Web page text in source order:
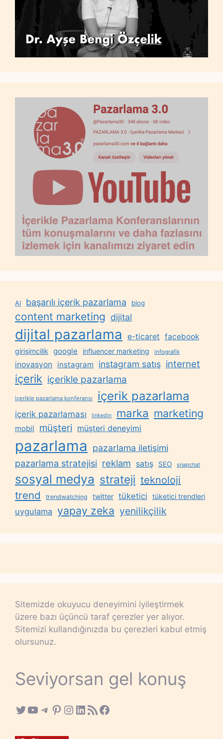
AI başarılı içerik pazarlama blog
content marketing dijital
dijital pazarlama e-ticaret facebook
girişimcilik google influencer marketing infografik
inovasyon instagram instagram satış internet
içerik içerikle pazarlama
içerikle pazarlama konferansı içerik pazarlama
içerik pazarlaması linkedin marka marketing
mobil müşteri müşteri deneyimi
pazarlama
pazarlama iletişimi
pazarlama stratejisi reklam satış SEO snapchat
sosyal medya strateji teknoloji
trend trendwatching twitter tüketici tüketici trendleri
uygulama yapay zeka yenilikçilik
Sitemizde okuyucu deneyimini iyileştirmek
üzere bazı üçüncü taraf çerezler yer alıyor.
Sitemizi kullandığınızda bu çerezleri kabul etmiş
olursunuz.
Seviyorsan gel konuş
Twitter
YouTube
Telegram
Pinterest
Instagram
LinkedIn
RSS FeedFacebook